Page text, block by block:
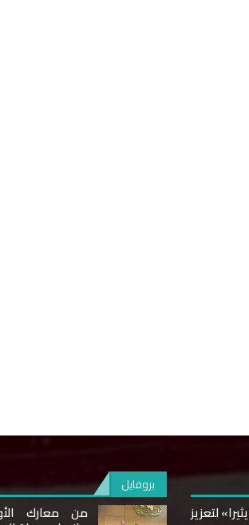
لتعزيز
بروفايل
من معارك